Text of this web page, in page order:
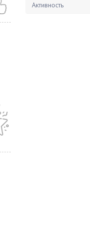
Активность